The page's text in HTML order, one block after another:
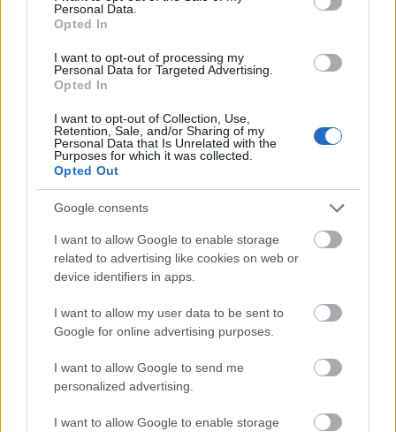
Personal Data.
Opted In
I want to opt-out of processing my
Personal Data for Targeted Advertising.
Opted In
I want to opt-out of Collection, Use,
Retention, Sale, and/or Sharing of my
Personal Data that Is Unrelated with the
Purposes for which it was collected.
Opted Out
Google consents
I want to allow Google to enable storage
related to advertising like cookies on web or
device identifiers in apps.
I want to allow my user data to be sent to
Google for online advertising purposes.
I want to allow Google to send me
personalized advertising.
I want to allow Google to enable storage